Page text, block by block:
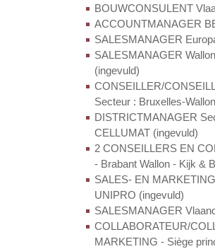
BOUWCONSULENT
ACCOUNTMANAGER
SALESMANAGER
SALESMANAGER
(ingevuld)
CONSEILLER/
Secteur : Bruxelles-
DISTRICTMANAGER
CELLUMAT (ingevuld)
2 CONSEILLERS EN
- Brabant Wallon - Kijk &
SALES- EN
UNIPRO (ingevuld)
SALESMANAGER
COLLABORATEUR/
MARKETING - Siège